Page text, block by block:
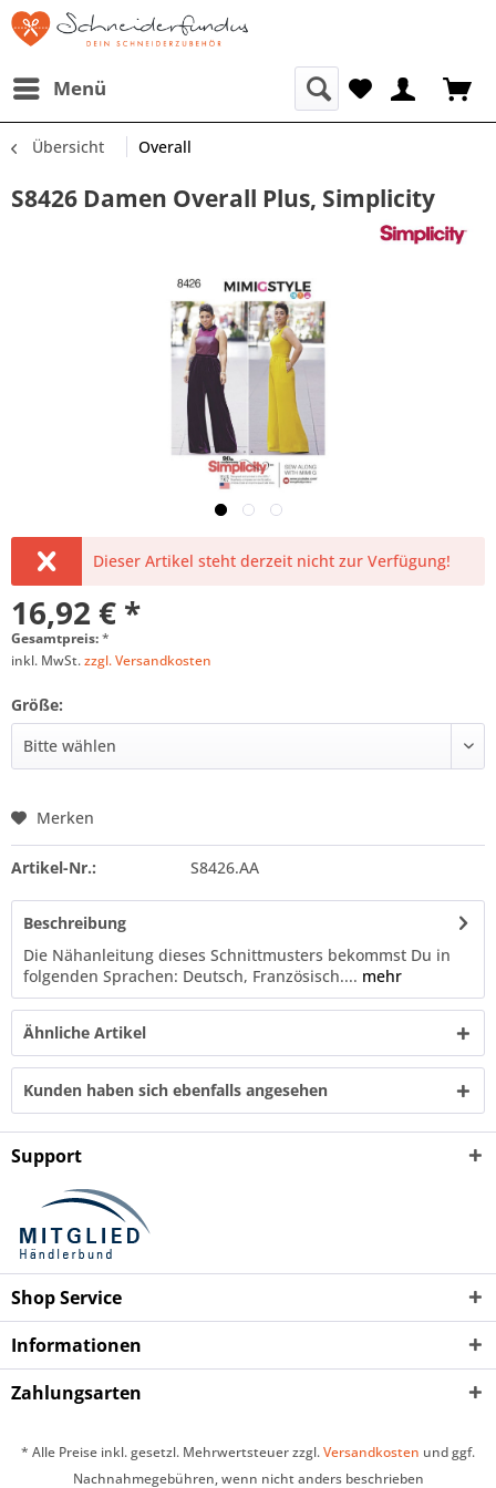
Menü
Übersicht Overall
S8426 Damen Overall Plus, Simplicity
Dieser Artikel steht derzeit nicht zur Verfügung!
16,92 € *
Gesamtpreis:*
inkl. MwSt.zzgl. Versandkosten
Größe:
Merken
Artikel-Nr.: S8426.AA
Beschreibung
Die Nähanleitung dieses Schnittmusters bekommst Du in
folgenden Sprachen: Deutsch, Französisch.... mehr
Ähnliche Artikel
Kunden haben sich ebenfalls angesehen
Support
Shop Service
Informationen
Zahlungsarten
* Alle Preise inkl. gesetzl. Mehrwertsteuer zzgl.Versandkosten und ggf.
Nachnahmegebühren, wenn nicht anders beschrieben